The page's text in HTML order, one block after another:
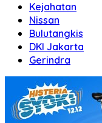
Kejahatan
Nissan
Bulutangkis
DKI Jakarta
Gerindra